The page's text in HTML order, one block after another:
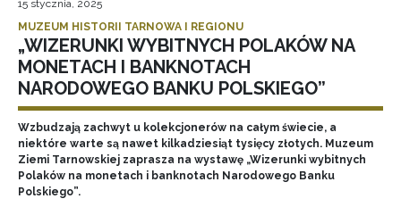
15 stycznia, 2025
MUZEUM HISTORII TARNOWA I REGIONU
„WIZERUNKI WYBITNYCH POLAKÓW NA
MONETACH I BANKNOTACH
NARODOWEGO BANKU POLSKIEGO”
Wzbudzają zachwyt u kolekcjonerów na całym świecie, a
niektóre warte są nawet kilkadziesiąt tysięcy złotych. Muzeum
Ziemi Tarnowskiej zaprasza na wystawę „Wizerunki wybitnych
Polaków na monetach i banknotach Narodowego Banku
Polskiego”.